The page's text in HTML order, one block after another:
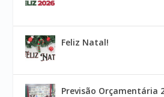
Feliz Natal!
Previsão Orçamentária